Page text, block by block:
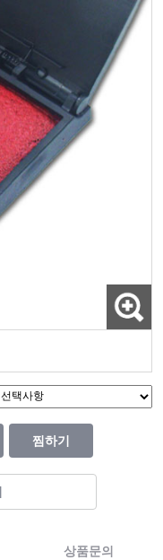
찜하기
상품문의